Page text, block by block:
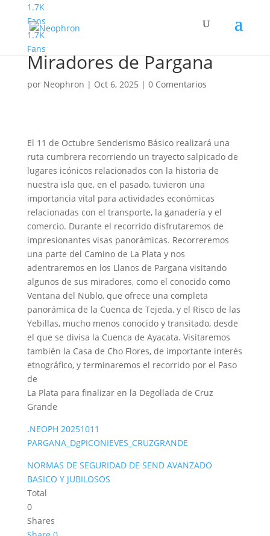
1.7K
Fans
1.7K
Fans
Senderismo Basico
Miradores de Pargana
por Neophron | Oct 6, 2025 | 0 Comentarios
El 11 de Octubre Senderismo Básico realizará una
ruta cumbrera recorriendo un trayecto salpicado de
lugares icónicos relacionados con la historia de
nuestra isla que, en el pasado, tuvieron una
importancia vital para actividades económicas
relacionadas con el transporte, la ganadería y el
comercio. Durante el recorrido disfrutaremos de
impresionantes visas panorámicas. Recorreremos
una parte del Camino de La Plata y nos
adentraremos en los Llanos de Pargana visitando
algunos de sus miradores, como el conocido como
Ventana del Nublo, que ofrece una completa
panorámica de la Cuenca de Tejeda, y el Risco de las
Yebillas, mucho menos conocido y transitado, desde
el que se divisa la Cuenca de Ayacata. Visitaremos
también la Casa de Cho Flores, de importante interés
etnográfico, y terminaremos el recorrido por el Paso
de
La Plata para finalizar en la Degollada de Cruz
Grande
.NEOPH 20251011
PARGANA_DgPICONIEVES_CRUZGRANDE
NORMAS DE SEGURIDAD DE SEND AVANZADO
BASICO Y JUBILOSOS
Total
0
Shares